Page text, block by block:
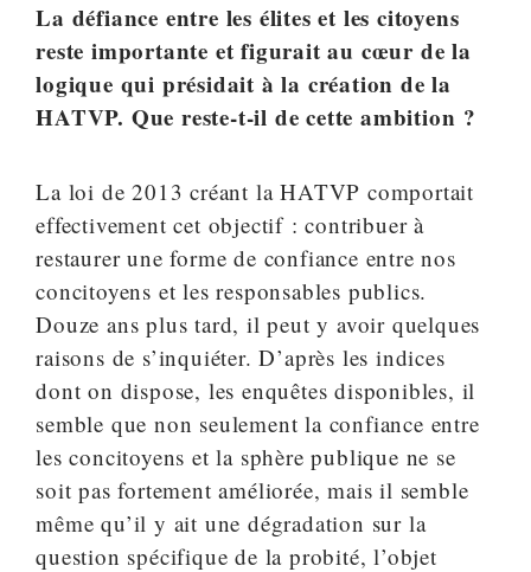
La défiance entre les élites et les citoyens
reste importante et figurait au cœur de la
logique qui présidait à la création de la
HATVP. Que reste-t-il de cette ambition ?
La loi de 2013 créant la HATVP comportait
effectivement cet objectif : contribuer à
restaurer une forme de confiance entre nos
concitoyens et les responsables publics.
Douze ans plus tard, il peut y avoir quelques
raisons de s’inquiéter. D’après les indices
dont on dispose, les enquêtes disponibles, il
semble que non seulement la confiance entre
les concitoyens et la sphère publique ne se
soit pas fortement améliorée, mais il semble
même qu’il y ait une dégradation sur la
question spécifique de la probité, l’objet